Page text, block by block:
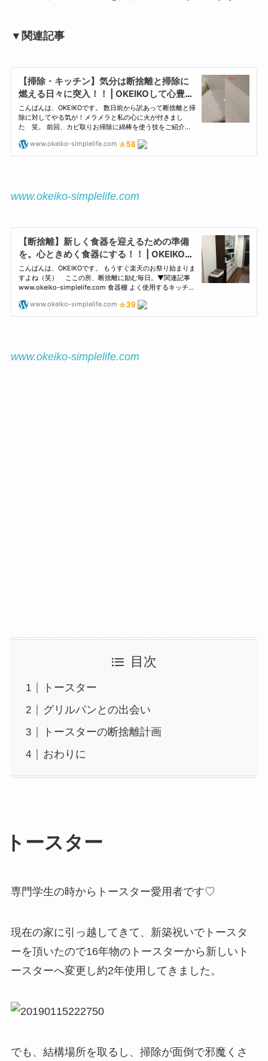
▼関連記事
www.okeiko-simplelife.com
www.okeiko-simplelife.com
目次
トースター
グリルパンとの出会い
トースターの断捨離計画
おわりに
トースター
専門学生の時からトースター愛用者です♡
現在の家に引っ越してきて、新築祝いでトースタ
ーを頂いたので16年物のトースターから新しいト
ースターへ変更し約2年使用してきました。
でも、結構場所を取るし、掃除が面倒で邪魔くさ